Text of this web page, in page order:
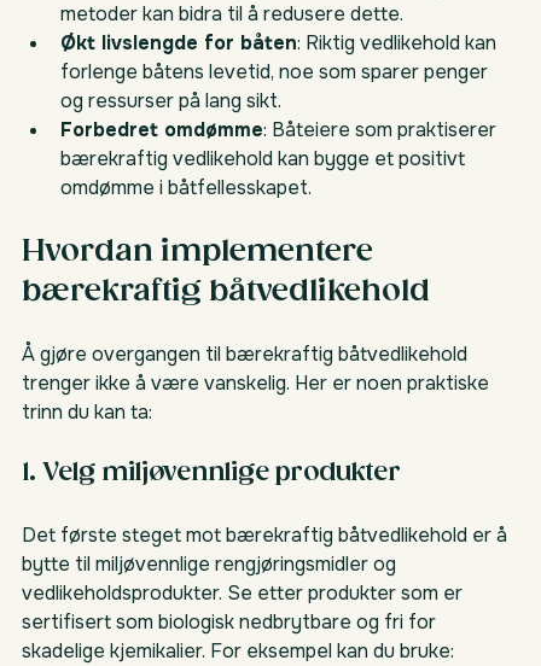
metoder kan bidra til å redusere dette.
Økt livslengde for båten: Riktig vedlikehold kan
forlenge båtens levetid, noe som sparer penger
og ressurser på lang sikt.
Forbedret omdømme: Båteiere som praktiserer
bærekraftig vedlikehold kan bygge et positivt
omdømme i båtfellesskapet.
Hvordan implementere
bærekraftig båtvedlikehold
Å gjøre overgangen til bærekraftig båtvedlikehold
trenger ikke å være vanskelig. Her er noen praktiske
trinn du kan ta:
1. Velg miljøvennlige produkter
Det første steget mot bærekraftig båtvedlikehold er å
bytte til miljøvennlige rengjøringsmidler og
vedlikeholdsprodukter. Se etter produkter som er
sertifisert som biologisk nedbrytbare og fri for
skadelige kjemikalier. For eksempel kan du bruke: